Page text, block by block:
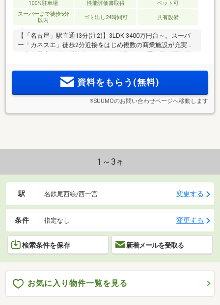
100%駐車場 性能評価書取得
ペット可
スーパーまで徒歩5分
以内
ゴミ出し24時間可 共有設備
【「名古屋」駅直通13分(注2)】3LDK 3400万円台～。スーパ
ー「カネスエ」徒歩2分近接をはじめ複数の商業施設が充実。
資料をもらう(無料)
※SUUMOのお問い合わせページへ移動します
1～3 件
駅 名鉄尾西線/西一宮 変更する
条件 指定なし 変更する
検索条件を保存 新着メールを受取る
お気に入り物件一覧を見る